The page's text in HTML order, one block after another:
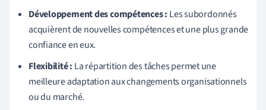
Développement des compétences : Les subordonnés
acquièrent de nouvelles compétences et une plus grande
confiance en eux.
Flexibilité : La répartition des tâches permet une
meilleure adaptation aux changements organisationnels
ou du marché.